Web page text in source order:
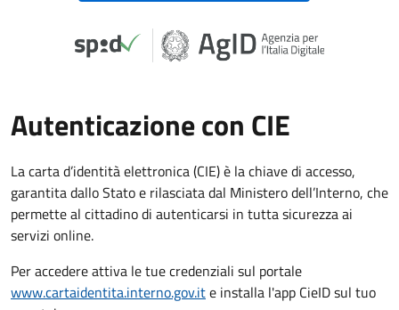
Autenticazione con CIE
La carta d’identità elettronica (CIE) è la chiave di accesso,
garantita dallo Stato e rilasciata dal Ministero dell’Interno, che
permette al cittadino di autenticarsi in tutta sicurezza ai
servizi online.
Per accedere attiva le tue credenziali sul portale
www.cartaidentita.interno.gov.ite installa l'app CieID sul tuo